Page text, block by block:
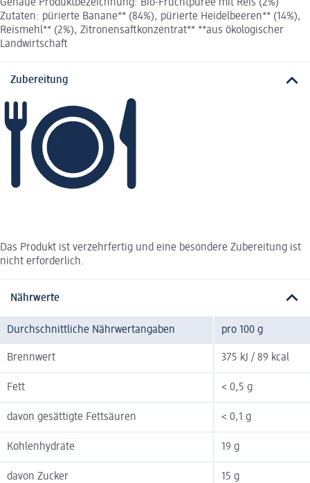
Genaue Produktbezeichnung: Bio-Fruchtpüree mit Reis (2%)
Zutaten: pürierte Banane** (84%), pürierte Heidelbeeren** (14%),
Reismehl** (2%), Zitronensaftkonzentrat** **aus ökologischer
Landwirtschaft
Zubereitung
Das Produkt ist verzehrfertig und eine besondere Zubereitung ist
nicht erforderlich.
Nährwerte
Durchschnittliche Nährwertangaben pro 100 g
Brennwert 375 kJ / 89 kcal
Fett < 0,5 g
davon gesättigte Fettsäuren < 0,1 g
Kohlenhydrate 19 g
davon Zucker 15 g